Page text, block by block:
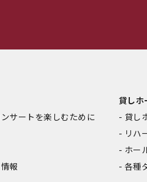
サートを楽しむために
報
貸しホ
貸し
リハ
ホー
各種